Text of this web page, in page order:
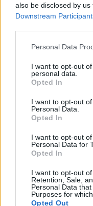
also be disclosed by
Downstream
Personal Data
I want to opt-out
personal data.
Opted In
I want to opt-out
Personal Data.
Opted In
I want to opt-out
Personal Data for
Opted In
I want to opt-out
Retention, Sale,
Personal Data
Purposes for
Opted Out
Deseu el meu
ÚLTIMES NOTÍCIES